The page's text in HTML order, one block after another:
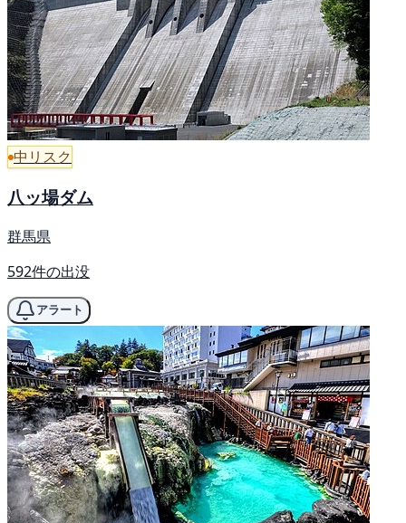
中リスク
八ッ場ダム
群馬県
592件の出没
アラート